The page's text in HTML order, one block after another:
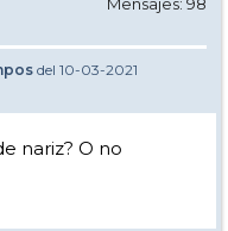
del 10-03-2021
nariz? O no